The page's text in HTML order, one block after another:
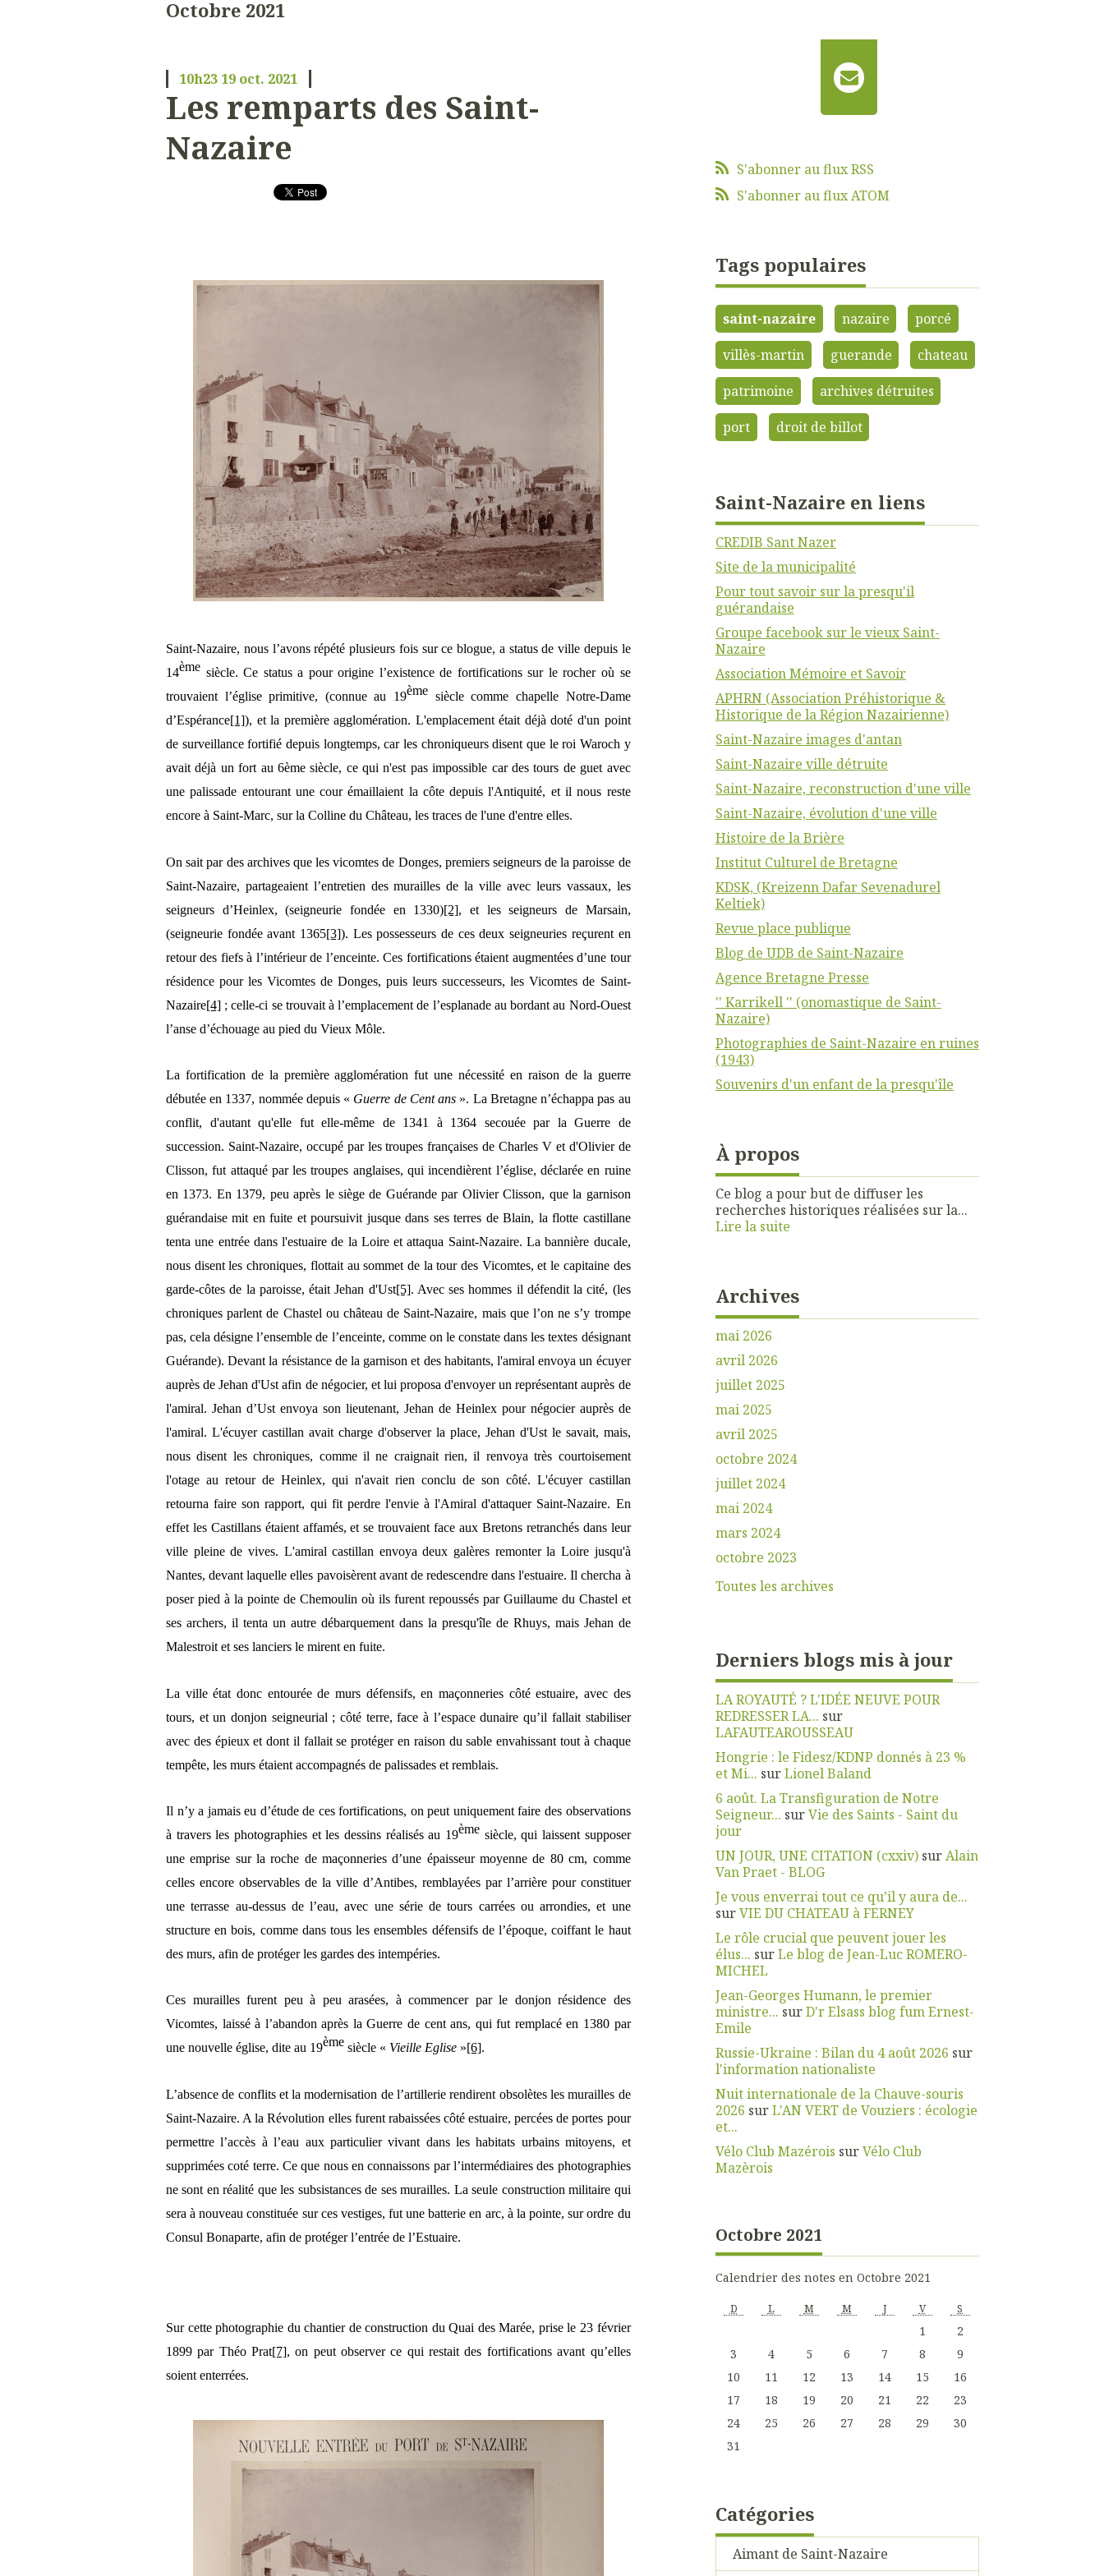
Octobre 2021
10h23 19 oct. 2021
Les remparts des Saint-
Nazaire
Saint-Nazaire, nous l’avons répété plusieurs fois sur ce blogue, a status de ville depuis le
14ème siècle. Ce status a pour origine l’existence de fortifications sur le rocher où se
trouvaient l’église primitive, (connue au 19ème siècle comme chapelle Notre-Dame
d’Espérance[1]), et la première agglomération. L'emplacement était déjà doté d'un point
de surveillance fortifié depuis longtemps, car les chroniqueurs disent que le roi Waroch y
avait déjà un fort au 6ème siècle, ce qui n'est pas impossible car des tours de guet avec
une palissade entourant une cour émaillaient la côte depuis l'Antiquité, et il nous reste
encore à Saint-Marc, sur la Colline du Château, les traces de l'une d'entre elles.
On sait par des archives que les vicomtes de Donges, premiers seigneurs de la paroisse de
Saint-Nazaire, partageaient l’entretien des murailles de la ville avec leurs vassaux, les
seigneurs d’Heinlex, (seigneurie fondée en 1330)[2], et les seigneurs de Marsain,
(seigneurie fondée avant 1365[3]). Les possesseurs de ces deux seigneuries reçurent en
retour des fiefs à l’intérieur de l’enceinte. Ces fortifications étaient augmentées d’une tour
résidence pour les Vicomtes de Donges, puis leurs successeurs, les Vicomtes de Saint-
Nazaire[4] ; celle-ci se trouvait à l’emplacement de l’esplanade au bordant au Nord-Ouest
l’anse d’échouage au pied du Vieux Môle.
La fortification de la première agglomération fut une nécessité en raison de la guerre
débutée en 1337, nommée depuis « Guerre de Cent ans ». La Bretagne n’échappa pas au
conflit, d'autant qu'elle fut elle-même de 1341 à 1364 secouée par la Guerre de
succession. Saint-Nazaire, occupé par les troupes françaises de Charles V et d'Olivier de
Clisson, fut attaqué par les troupes anglaises, qui incendièrent l’église, déclarée en ruine
en 1373. En 1379, peu après le siège de Guérande par Olivier Clisson, que la garnison
guérandaise mit en fuite et poursuivit jusque dans ses terres de Blain, la flotte castillane
tenta une entrée dans l'estuaire de la Loire et attaqua Saint-Nazaire. La bannière ducale,
nous disent les chroniques, flottait au sommet de la tour des Vicomtes, et le capitaine des
garde-côtes de la paroisse, était Jehan d'Ust[5]. Avec ses hommes il défendit la cité, (les
chroniques parlent de Chastel ou château de Saint-Nazaire, mais que l’on ne s’y trompe
pas, cela désigne l’ensemble de l’enceinte, comme on le constate dans les textes désignant
Guérande). Devant la résistance de la garnison et des habitants, l'amiral envoya un écuyer
auprès de Jehan d'Ust afin de négocier, et lui proposa d'envoyer un représentant auprès de
l'amiral. Jehan d’Ust envoya son lieutenant, Jehan de Heinlex pour négocier auprès de
l'amiral. L'écuyer castillan avait charge d'observer la place, Jehan d'Ust le savait, mais,
nous disent les chroniques, comme il ne craignait rien, il renvoya très courtoisement
l'otage au retour de Heinlex, qui n'avait rien conclu de son côté. L'écuyer castillan
retourna faire son rapport, qui fit perdre l'envie à l'Amiral d'attaquer Saint-Nazaire. En
effet les Castillans étaient affamés, et se trouvaient face aux Bretons retranchés dans leur
ville pleine de vives. L'amiral castillan envoya deux galères remonter la Loire jusqu'à
Nantes, devant laquelle elles pavoisèrent avant de redescendre dans l'estuaire. Il chercha à
poser pied à la pointe de Chemoulin où ils furent repoussés par Guillaume du Chastel et
ses archers, il tenta un autre débarquement dans la presqu'île de Rhuys, mais Jehan de
Malestroit et ses lanciers le mirent en fuite.
La ville état donc entourée de murs défensifs, en maçonneries côté estuaire, avec des
tours, et un donjon seigneurial ; côté terre, face à l’espace dunaire qu’il fallait stabiliser
avec des épieux et dont il fallait se protéger en raison du sable envahissant tout à chaque
tempête, les murs étaient accompagnés de palissades et remblais.
Il n’y a jamais eu d’étude de ces fortifications, on peut uniquement faire des observations
à travers les photographies et les dessins réalisés au 19èmesiècle, qui laissent supposer
une emprise sur la roche de maçonneries d’une épaisseur moyenne de 80 cm, comme
celles encore observables de la ville d’Antibes, remblayées par l’arrière pour constituer
une terrasse au-dessus de l’eau, avec une série de tours carrées ou arrondies, et une
structure en bois, comme dans tous les ensembles défensifs de l’époque, coiffant le haut
des murs, afin de protéger les gardes des intempéries.
Ces murailles furent peu à peu arasées, à commencer par le donjon résidence des
Vicomtes, laissé à l’abandon après la Guerre de cent ans, qui fut remplacé en 1380 par
une nouvelle église, dite au 19ème siècle « Vieille Eglise »[6].
L’absence de conflits et la modernisation de l’artillerie rendirent obsolètes les murailles de
Saint-Nazaire. A la Révolution elles furent rabaissées côté estuaire, percées de portes pour
permettre l’accès à l’eau aux particulier vivant dans les habitats urbains mitoyens, et
supprimées coté terre. Ce que nous en connaissons par l’intermédiaires des photographies
ne sont en réalité que les subsistances de ses murailles. La seule construction militaire qui
sera à nouveau constituée sur ces vestiges, fut une batterie en arc, à la pointe, sur ordre du
Consul Bonaparte, afin de protéger l’entrée de l’Estuaire.
Sur cette photographie du chantier de construction du Quai des Marée, prise le 23 février
1899 par Théo Prat[7], on peut observer ce qui restait des fortifications avant qu’elles
soient enterrées.
S'abonner au flux RSS
S'abonner au flux ATOM
Tags populaires
saint-nazaire nazaire porcé
villès-martin guerande chateau
patrimoine archives détruites
port droit de billot
Saint-Nazaire en liens
CREDIB Sant Nazer
Site de la municipalité
Pour tout savoir sur la presqu'il
guérandaise
Groupe facebook sur le vieux Saint-
Nazaire
Association Mémoire et Savoir
APHRN (Association Préhistorique &
Historique de la Région Nazairienne)
Saint-Nazaire images d'antan
Saint-Nazaire ville détruite
Saint-Nazaire, reconstruction d'une ville
Saint-Nazaire, évolution d'une ville
Histoire de la Brière
Institut Culturel de Bretagne
KDSK, (Kreizenn Dafar Sevenadurel
Keltiek)
Revue place publique
Blog de UDB de Saint-Nazaire
Agence Bretagne Presse
'' Karrikell '' (onomastique de Saint-
Nazaire)
Photographies de Saint-Nazaire en ruines
(1943)
Souvenirs d'un enfant de la presqu'île
À propos
Ce blog a pour but de diffuser les
recherches historiques réalisées sur la...
Lire la suite
Archives
mai 2026
avril 2026
juillet 2025
mai 2025
avril 2025
octobre 2024
juillet 2024
mai 2024
mars 2024
octobre 2023
Toutes les archives
Derniers blogs mis à jour
LA ROYAUTÉ ? L'IDÉE NEUVE POUR
REDRESSER LA... sur
LAFAUTEAROUSSEAU
Hongrie : le Fidesz/KDNP donnés à 23 %
et Mi... surLionel Baland
6 août. La Transfiguration de Notre
Seigneur... surVie des Saints - Saint du
jour
UN JOUR, UNE CITATION (cxxiv)surAlain
Van Praet - BLOG
Je vous enverrai tout ce qu’il y aura de...
surVIE DU CHATEAU à FERNEY
Le rôle crucial que peuvent jouer les
élus... surLe blog de Jean-Luc ROMERO-
MICHEL
Jean-Georges Humann, le premier
ministre... surD'r Elsass blog fum Ernest-
Emile
Russie-Ukraine : Bilan du 4 août 2026 sur
l'information nationaliste
Nuit internationale de la Chauve-souris
2026 surL'AN VERT de Vouziers : écologie
et...
Vélo Club Mazérois surVélo Club
Mazèrois
Octobre 2021
Calendrier des notes en Octobre 2021
D L M M J V S
1
2
3
4 5 6 7 8
9
10
11 12 13 14 15
16
17
18 19 20 21 22
23
24
25 26 27 28 29
30
31
Catégories
Aimant de Saint-Nazaire